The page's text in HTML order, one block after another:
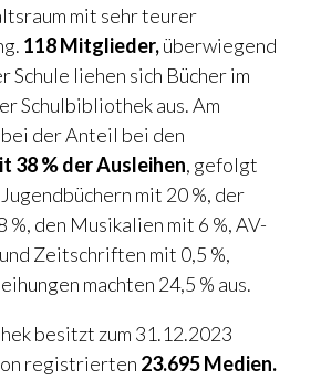
mit sehr teurer
118 Mitglieder,überwiegend
Schule liehen sich Bücher im
Schulbibliothek aus. Am
der Anteil bei den
38 % der Ausleihen, gefolgt
mit 20 %, der
den Musikalien mit 6 %, AV-
Zeitschriften mit 0,5 %,
machten 24,5 % aus.
besitzt zum 31.12.2023
registrierten 23.695 Medien.